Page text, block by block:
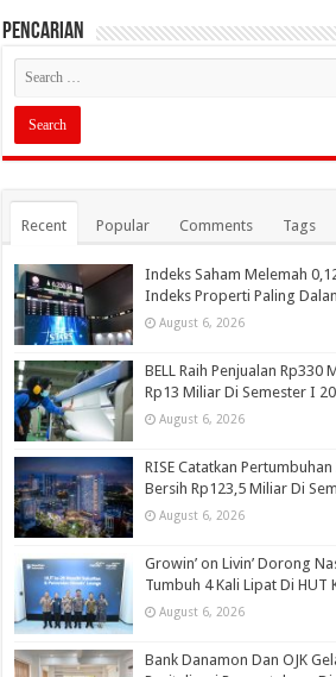
PENCARIAN
Recent Popular Comments Tags
Indeks Saham Melemah
Indeks Properti Paling
August 6, 2026
BELL Raih Penjualan Rp330
Rp13 Miliar Di Semester I
August 6, 2026
RISE Catatkan
Bersih Rp123,5 Miliar Di
August 6, 2026
Growin’ on Livin’ Dorong
Tumbuh 4 Kali Lipat Di HUT
August 6, 2026
Bank Danamon Dan OJK